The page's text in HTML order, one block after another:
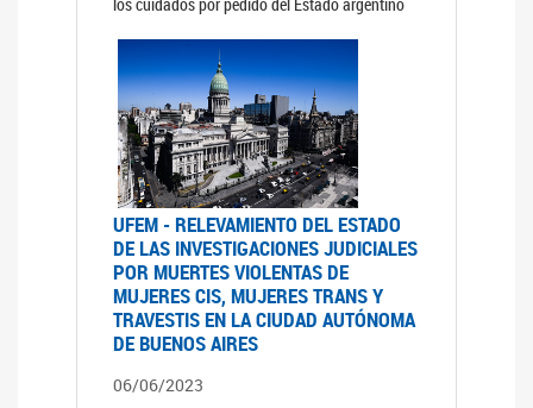
los cuidados por pedido del Estado argentino
UFEM - RELEVAMIENTO DEL ESTADO
DE LAS INVESTIGACIONES JUDICIALES
POR MUERTES VIOLENTAS DE
MUJERES CIS, MUJERES TRANS Y
TRAVESTIS EN LA CIUDAD AUTÓNOMA
DE BUENOS AIRES
06/06/2023